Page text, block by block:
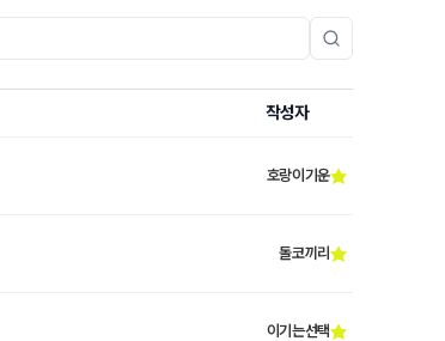
작성자
호랑이기운
돌코끼리
이기는선택